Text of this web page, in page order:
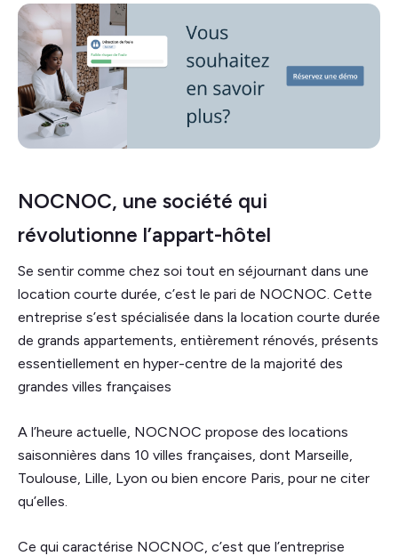
NOCNOC, une société qui
révolutionne l’appart-hôtel
Se sentir comme chez soi tout en séjournant dans une
location courte durée, c’est le pari de NOCNOC. Cette
entreprise s’est spécialisée dans la location courte durée
de grands appartements, entièrement rénovés, présents
essentiellement en hyper-centre de la majorité des
grandes villes françaises
A l’heure actuelle, NOCNOC propose des locations
saisonnières dans 10 villes françaises, dont Marseille,
Toulouse, Lille, Lyon ou bien encore Paris, pour ne citer
qu’elles.
Ce qui caractérise NOCNOC, c’est que l’entreprise